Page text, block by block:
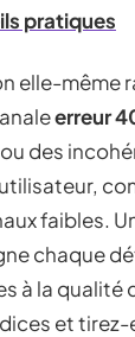
pratiques
elle-même
erreur
des
faibles.
chaque
à la qualité
et tirez-